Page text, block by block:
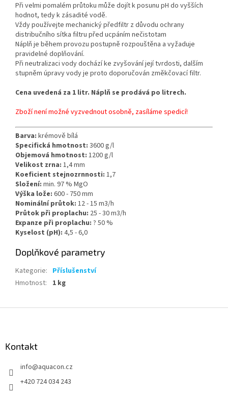
Při velmi pomalém průtoku může dojít k posunu pH do vyšších
hodnot, tedy k zásadité vodě.
Vždy používejte mechanický předfiltr z důvodu ochrany
distribučního sítka filtru před ucpáním nečistotam
Náplň je během provozu postupně rozpouštěna a vyžaduje
pravidelné doplňování.
Při neutralizaci vody dochází ke zvyšování její tvrdosti, dalším
stupněm úpravy vody je proto doporučován změkčovací filtr.
Cena uvedená za 1 litr. Náplň se prodává po litrech.
Zboží není možné vyzvednout osobně, zasíláme spedicí!
Barva: krémově bílá
Specifická hmotnost: 3600 g/l
Objemová hmotnost: 1200 g/l
Velikost zrna: 1,4 mm
Koeficient stejnozrnnosti: 1,7
Složení: min. 97 % MgO
Výška lože: 600 - 750 mm
Nominální průtok: 12 - 15 m3/h
Průtok při proplachu: 25 - 30 m3/h
Expanze při proplachu: ? 50 %
Kyselost (pH): 4,5 - 6,0
Doplňkové parametry
Kategorie: Příslušenství
Hmotnost: 1 kg
Kontakt
info@aquacon.cz
+420 724 034 243